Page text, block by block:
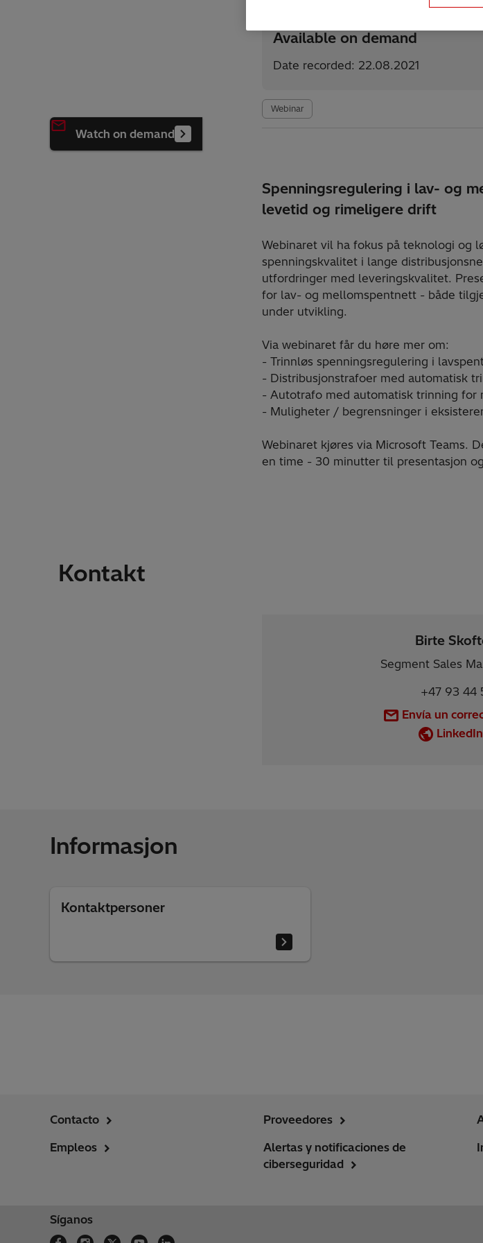
Available on demand
Date recorded: 22.08.2021
Webinar
Watch on demand
Spenningsregulering i lav- og
levetid og rimeligere drift
Webinaret vil ha fokus på teknologi og
spenningskvalitet i lange
utfordringer med leveringskvalitet.
for lav- og mellomspentnett - både
under utvikling.
Via webinaret får du høre mer om:
- Trinnløs spenningsregulering i
- Distribusjonstrafoer med automatisk
- Autotrafo med automatisk trinning for
- Muligheter / begrensninger i
Webinaret kjøres via Microsoft Teams.
en time - 30 minutter til presentasjon
Kontakt
Birte
Segment Sales
+47 93 44
Envía un
Informasjon
Kontaktpersoner
Contacto
Empleos
Proveedores
Alertas y notificaciones de
ciberseguridad
Síganos